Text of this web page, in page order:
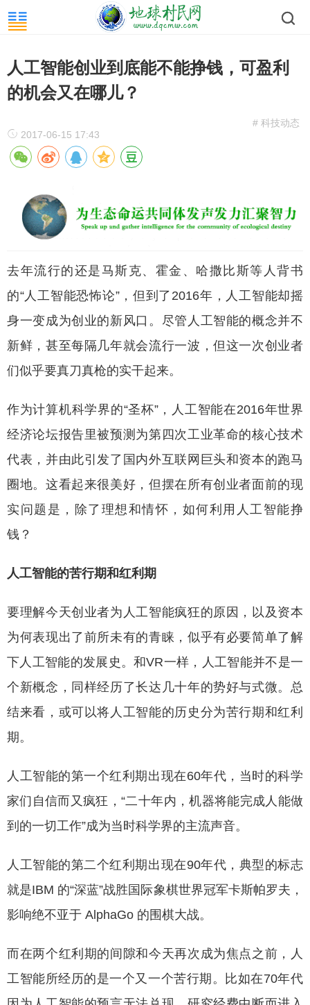
人工智能创业到底能不能挣钱，可盈利
的机会又在哪儿？
# 科技动态
2017-06-15 17:43
去年流行的还是马斯克、霍金、哈撒比斯等人背书
的“人工智能恐怖论”，但到了2016年，人工智能却摇
身一变成为创业的新风口。尽管人工智能的概念并不
新鲜，甚至每隔几年就会流行一波，但这一次创业者
们似乎要真刀真枪的实干起来。
作为计算机科学界的“圣杯”，人工智能在2016年世界
经济论坛报告里被预测为第四次工业革命的核心技术
代表，并由此引发了国内外互联网巨头和资本的跑马
圈地。这看起来很美好，但摆在所有创业者面前的现
实问题是，除了理想和情怀，如何利用人工智能挣
钱？
人工智能的苦行期和红利期
要理解今天创业者为人工智能疯狂的原因，以及资本
为何表现出了前所未有的青睐，似乎有必要简单了解
下人工智能的发展史。和VR一样，人工智能并不是一
个新概念，同样经历了长达几十年的势好与式微。总
结来看，或可以将人工智能的历史分为苦行期和红利
期。
人工智能的第一个红利期出现在60年代，当时的科学
家们自信而又疯狂，“二十年内，机器将能完成人能做
到的一切工作”成为当时科学界的主流声音。
人工智能的第二个红利期出现在90年代，典型的标志
就是IBM 的“深蓝”战胜国际象棋世界冠军卡斯帕罗夫，
影响绝不亚于 AlphaGo 的围棋大战。
而在两个红利期的间隙和今天再次成为焦点之前，人
工智能所经历的是一个又一个苦行期。比如在70年代